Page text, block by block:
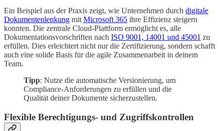
Ein Beispiel aus der Praxis zeigt, wie Unternehmen durch digitale
Dokumentenlenkung mit Microsoft 365 ihre Effizienz steigern
konnten. Die zentrale Cloud-Plattform ermöglicht es, alle
Dokumentationsvorschriften nach ISO 9001, 14001 und 45001 zu
erfüllen. Dies erleichtert nicht nur die Zertifizierung, sondern schafft
auch eine solide Basis für die agile Zusammenarbeit in deinem
Team.
Tipp: Nutze die automatische Versionierung, um
Compliance-Anforderungen zu erfüllen und die
Qualität deiner Dokumente sicherzustellen.
Flexible Berechtigungs- und Zugriffskontrollen